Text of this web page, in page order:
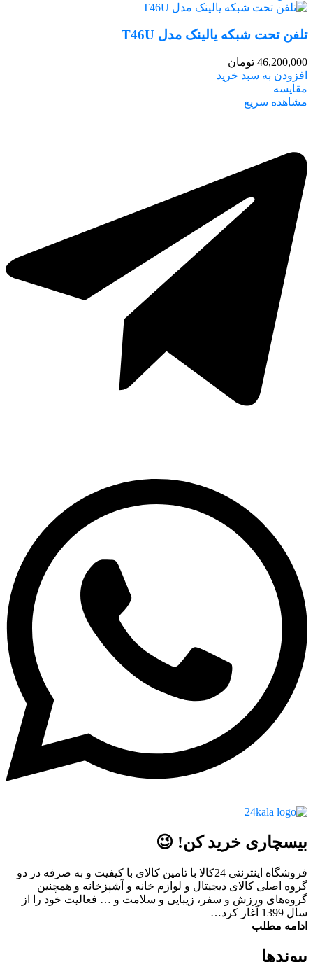
تلفن تحت شبکه یالینک مدل T46U
46,200,000 تومان
افزودن به سبد خرید
مقایسه
مشاهده سریع
بیسچاری خرید کن! 😉
فروشگاه اینترنتی 24کالا با تامین کالای با کیفیت و به صرفه در دو
گروه اصلی کالای دیجیتال و لوازم خانه و آشپزخانه و همچنین
گروه‌های ورزش و سفر، زیبایی و سلامت و … فعالیت خود را از
سال 1399 آغاز کرد…
ادامه مطلب
پیوند‌ها